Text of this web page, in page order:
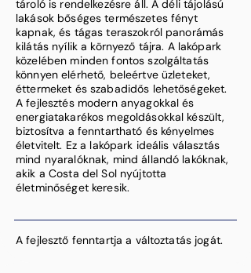
tároló is rendelkezésre áll. A déli tájolású
lakások bőséges természetes fényt
kapnak, és tágas teraszokról panorámás
kilátás nyílik a környező tájra. A lakópark
közelében minden fontos szolgáltatás
könnyen elérhető, beleértve üzleteket,
éttermeket és szabadidős lehetőségeket.
A fejlesztés modern anyagokkal és
energiatakarékos megoldásokkal készült,
biztosítva a fenntartható és kényelmes
életvitelt. Ez a lakópark ideális választás
mind nyaralóknak, mind állandó lakóknak,
akik a Costa del Sol nyújtotta
életminőséget keresik.
A fejlesztő fenntartja a változtatás jogát.